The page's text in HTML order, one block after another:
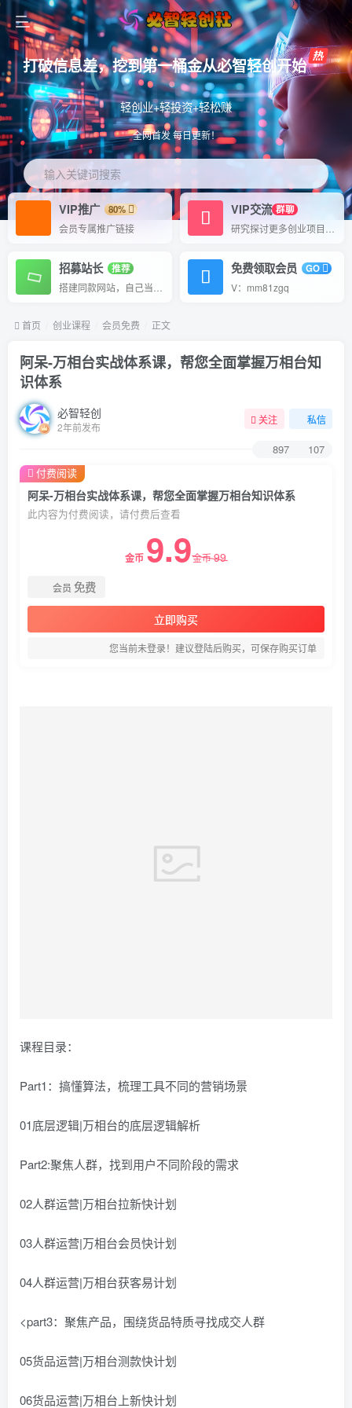
打破信息差，挖到第一桶金从必智轻创开始
轻创业+轻投资+轻松赚
全网首发 每日更新！
输入关键词搜索
VIP推广
80%
会员专属推广链接
VIP交流 群聊
招募站长
推荐
免费领取会员
GO
V：mm81zgq
首页 创业课程 会员免费 正文
阿呆-万相台实战体系课，帮您全面掌握万相台知
识体系
必智轻创
2年前发布
关注 私信
897 107
阿呆-万相台实战体系课，帮您全面掌握万相台知识体系
此内容为付费阅读，请付费后查看
金币 9.9金币99
会员 免费
立即购买
您当前未登录！建议登陆后购买，可保存购买订单
付费阅读
课程目录：
Part1：搞懂算法，梳理工具不同的营销场景
01底层逻辑|万相台的底层逻辑解析
Part2:聚焦人群，找到用户不同阶段的需求
02人群运营|万相台拉新快计划
03人群运营|万相台会员快计划
04人群运营|万相台获客易计划
<part3：聚焦产品，围绕货品特质寻找成交人群
05货品运营|万相台测款快计划
06货品运营|万相台上新快计划